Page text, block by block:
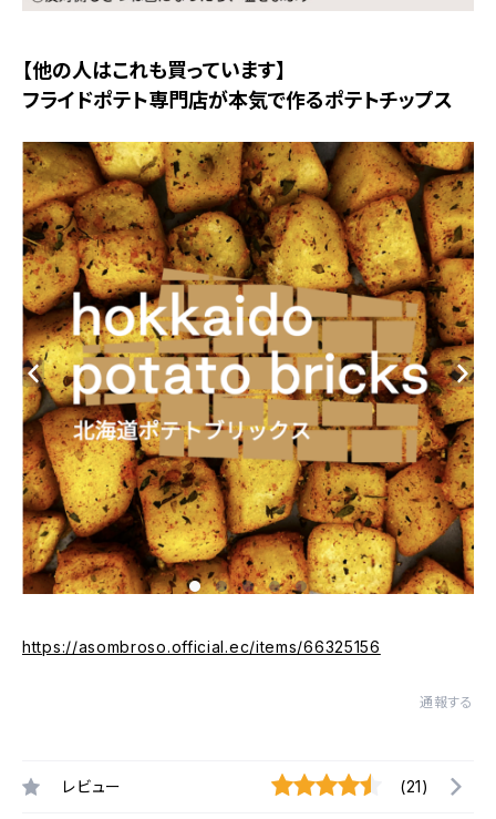
【他の人はこれも買っています】
フライドポテト専門店が本気で作るポテトチップス
https://asombroso.official.ec/items/66325156
通報する
レビュー (21)